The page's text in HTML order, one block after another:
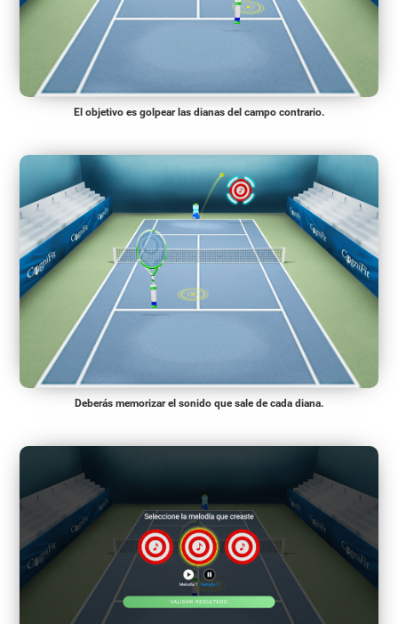
El objetivo es golpear las dianas del campo contrario.
Deberás memorizar el sonido que sale de cada diana.